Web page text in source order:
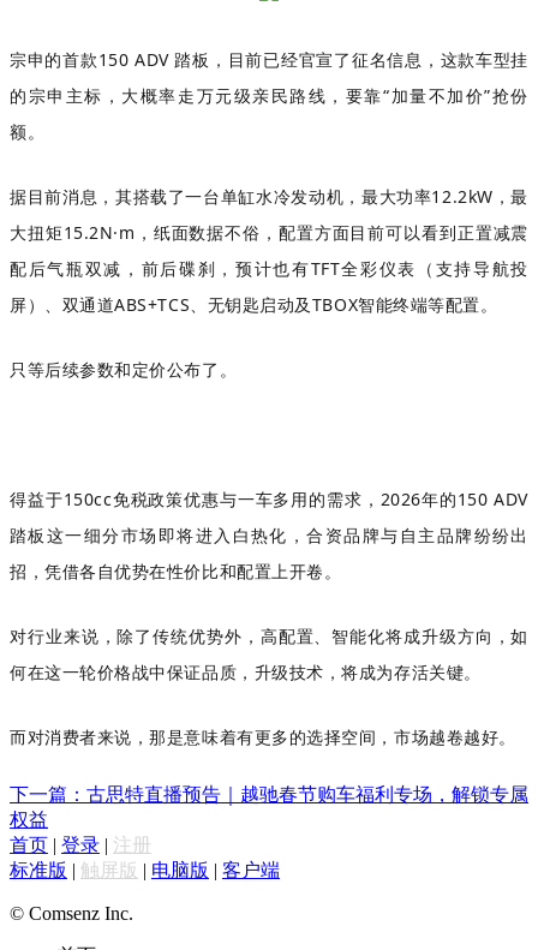
宗申的首款150 ADV 踏板，目前已经官宣了征名信息，这款车型挂
的宗申主标，大概率走万元级亲民路线，要靠“加量不加价”抢份
额。
据目前消息，其搭载了一台单缸水冷发动机，最大功率12.2kW，最
大扭矩15.2N·m，纸面数据不俗，配置方面目前可以看到正置减震
配后气瓶双减，前后碟刹，预计也有TFT全彩仪表（支持导航投
屏）、双通道ABS+TCS、无钥匙启动及TBOX智能终端等配置。
只等后续参数和定价公布了。
得益于150cc免税政策优惠与一车多用的需求， 2026年的150 ADV
踏板这一细分市场即将进入白热化，合资品牌与自主品牌纷纷出
招，凭借各自优势在性价比和配置上开卷。
对行业来说，除了传统优势外，高配置、智能化将成升级方向，如
何在这一轮价格战中保证品质，升级技术，将成为存活关键。
而对消费者来说，那是意味着有更多的选择空间，市场越卷越好。
下一篇：古思特直播预告｜越驰春节购车福利专场，解锁专属
权益
首页 | 登录 | 注册
标准版 | 触屏版 | 电脑版 | 客户端
© Comsenz Inc.